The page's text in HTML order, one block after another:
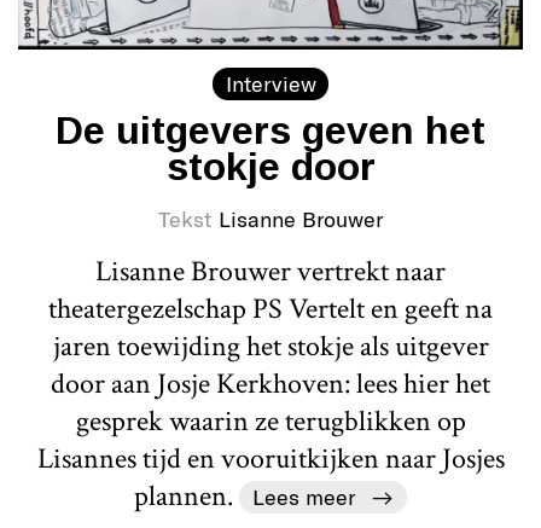
Interview
De uitgevers geven het
stokje door
Tekst Lisanne Brouwer
Lisanne Brouwer vertrekt naar
theatergezelschap PS Vertelt en geeft na
jaren toewijding het stokje als uitgever
door aan Josje Kerkhoven: lees hier het
gesprek waarin ze terugblikken op
Lisannes tijd en vooruitkijken naar Josjes
plannen.
Lees meer